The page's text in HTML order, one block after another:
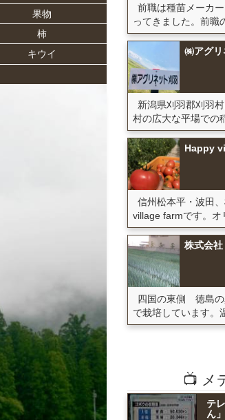
果物
柿
キウイ
前職は種苗メーカ
ってきました。前職
㈱アグ
新潟県刈羽郡刈羽
村の広大な平場での
Happy
信州松本平・波田
village farmです。オ
株式会
四国の東側 徳島
で栽培しています。
📺 メ
テ
ん